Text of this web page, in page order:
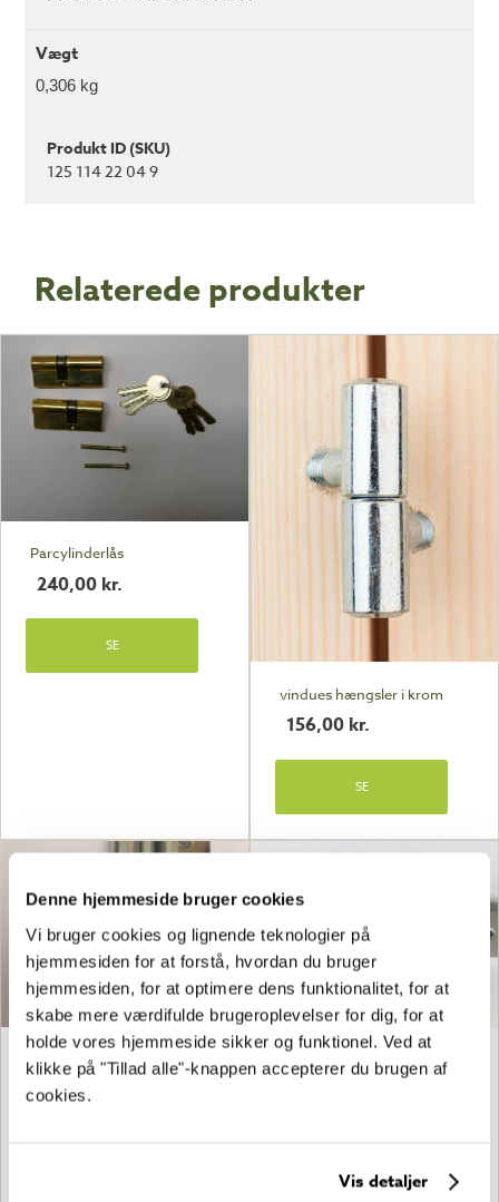
Denne hjemmeside bruger cookies
Vi bruger cookies og lignende teknologier på
hjemmesiden for at forstå, hvordan du bruger
hjemmesiden, for at optimere dens funktionalitet, for at
skabe mere værdifulde brugeroplevelser for dig, for at
holde vores hjemmeside sikker og funktionel. Ved at
klikke på "Tillad alle"-knappen accepterer du brugen af
cookies.
Vis detaljer
Vægt
0,306 kg
Produkt ID (SKU)
125 114 22 04 9
Relaterede produkter
Parcylinderlås
240,00 kr.
SE
vindues hængsler i krom
156,00 kr.
SE
Bladhængsel til den overfalsede
dør
220,00
langskilte til nøglelås